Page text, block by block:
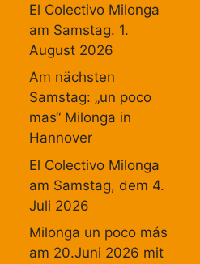
El Colectivo Milonga
am Samstag. 1.
August 2026
Am nächsten
Samstag: „un poco
mas“ Milonga in
Hannover
El Colectivo Milonga
am Samstag, dem 4.
Juli 2026
Milonga un poco más
am 20.Juni 2026 mit